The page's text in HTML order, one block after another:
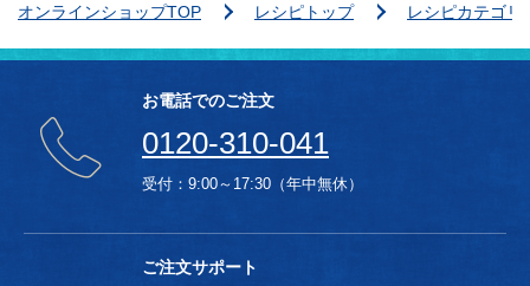
オンラインショップTOP レシピトップ レシピカテゴ
お電話でのご注文
0120-310-041
受付：9:00～17:30（年中無休）
ご注文サポート